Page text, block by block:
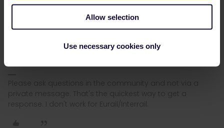
Allow selection
Use necessary cookies only
Check zeker toch ook de prijzen op bahn.de voor (huis)-bestem
in CH, kan nog behoorlijk lager zijn als je vermoed.
Dat klopt inderdaad. Als je alleen maar een retour Zwitserland
wilt, zijn gewone tickets meestal goedkoper. De beste website
Please ask questions in the community and not via a
private message. That's the quickest way to get a
response. I don't work for Eurail/Interrail.